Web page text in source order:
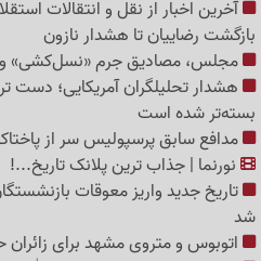
بازگشت رضاییان تا هشدار نازون
مجلس، مصادیق جرم «نسل‌کشی» و
هشدار تحلیلگران آمریکایی؛ دست
بسته‌تر شده است
مدافع سابق پرسپولیس سر از
نورنما | جذاب ترین پلانک تاریخ...!
تاریخ جدید واریز معوقات
شد
اتوبوس و متروی مشهد برای